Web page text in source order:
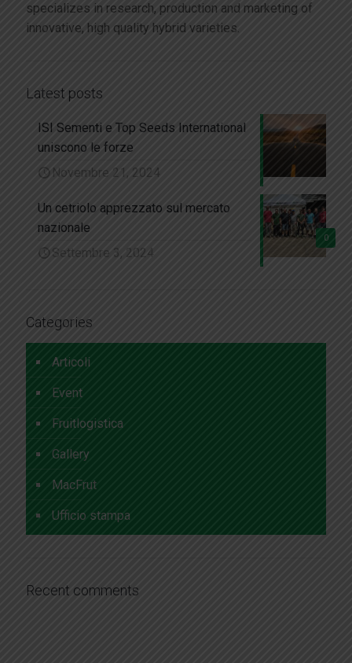
specializes in research, production and marketing of
innovative, high quality hybrid varieties.
Latest posts
ISI Sementi e Top Seeds International
uniscono le forze
Novembre 21, 2024
0
Un cetriolo apprezzato sul mercato
nazionale
Settembre 3, 2024
Categories
Articoli
Event
Fruitlogistica
Gallery
MacFrut
Ufficio stampa
Recent comments